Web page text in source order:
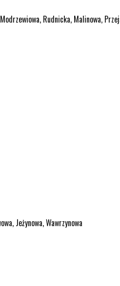
Rudnicka, Malinowa,
Jeżynowa, Wawrzynowa